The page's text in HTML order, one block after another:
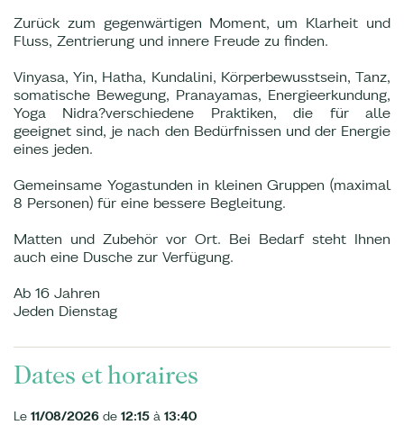
Zurück zum gegenwärtigen Moment, um Klarheit und
Fluss, Zentrierung und innere Freude zu finden.
Vinyasa, Yin, Hatha, Kundalini, Körperbewusstsein, Tanz,
somatische Bewegung, Pranayamas, Energieerkundung,
Yoga Nidra?verschiedene Praktiken, die für alle
geeignet sind, je nach den Bedürfnissen und der Energie
eines jeden.
Gemeinsame Yogastunden in kleinen Gruppen (maximal
8 Personen) für eine bessere Begleitung.
Matten und Zubehör vor Ort. Bei Bedarf steht Ihnen
auch eine Dusche zur Verfügung.
Ab 16 Jahren
Jeden Dienstag
Dates et horaires
Le 11/08/2026 de 12:15 à 13:40